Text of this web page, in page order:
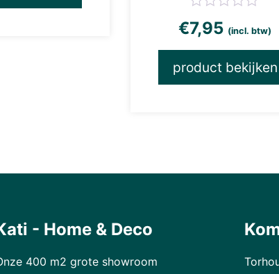
€7,95 (incl. btw)
product bekijken
- Home & Deco
400 m2 grote showroom